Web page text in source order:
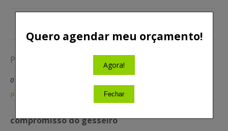
Postar um comentário
0 Comentários
Postar um comentário
compromisso do gesseiro
Quero agendar meu orçamento!
Agora!
Fechar